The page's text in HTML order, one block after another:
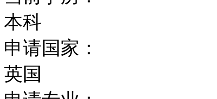
生12000人左右，其中
生的就业率名列全英第
伯恩茅斯位于英格兰南
里长的绵延海岸线，素
本科
申请国家：
英国